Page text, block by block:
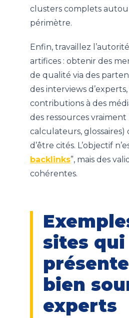
clusters complets
périmètre.
Enfin, travaillez
artifices : obtenir des
de qualité via des
des interviews
contributions à des
des ressources
calculateurs,
d’être cités. L’objectif
backlinks”, mais des
cohérentes.
sites qui
bien
experts